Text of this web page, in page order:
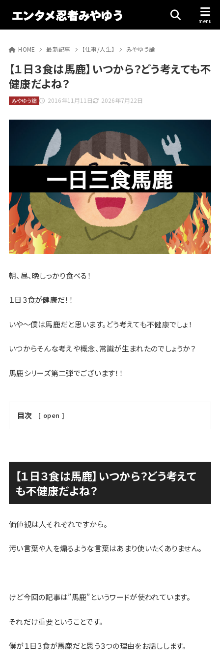
HOME 最新記事 【仕事/人生】 みやゆう論
【１日３食は馬鹿】いつから？どう考えても不
健康だよね？
2016年11月11日 2026年7月22日
みやゆう論
朝、昼、晩しっかり食べる！
１日３食が健康だ！！
いや〜僕は馬鹿だと思います。どう考えても不健康でしょ！
いつからそんな考えや概念、常識が生まれたのでしょうか？
馬鹿シリーズ第二弾でございます！！
目次 [ open ]
【１日３食は馬鹿】いつから？どう考えて
も不健康だよね？
価値観は人それぞれですから。
汚い言葉や人を煽るような言葉はあまり使いたくありません。
けど今回の記事は”馬鹿”というワードが使われています。
それだけ重要ということです。
僕が１日３食が馬鹿だと思う３つの理由をお話しします。